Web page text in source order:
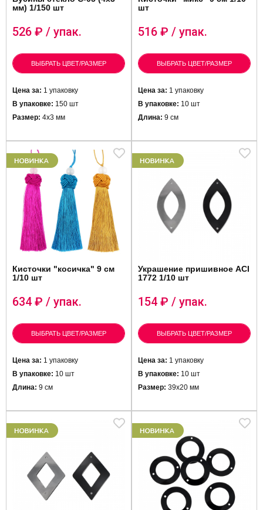
мм) 1/150 шт
526 ₽ / упак.
ВЫБРАТЬ ЦВЕТ/РАЗМЕР
Цена за: 1 упаковку
В упаковке: 150 шт
Размер: 4х3 мм
шт
516 ₽ / упак.
ВЫБРАТЬ ЦВЕТ/РАЗМЕР
Цена за: 1 упаковку
В упаковке: 10 шт
Длина: 9 см
Кисточки "косичка" 9 см
1/10 шт
634 ₽ / упак.
ВЫБРАТЬ ЦВЕТ/РАЗМЕР
Цена за: 1 упаковку
В упаковке: 10 шт
Длина: 9 см
Украшение пришивное ACI
1772 1/10 шт
154 ₽ / упак.
ВЫБРАТЬ ЦВЕТ/РАЗМЕР
Цена за: 1 упаковку
В упаковке: 10 шт
Размер: 39х20 мм